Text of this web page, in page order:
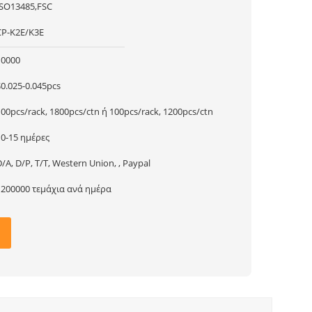
K2E/K3E
0.045pcs
rack, 1800pcs/ctn ή 100pcs/rack, 1200pcs/ctn
15 ημέρες
A, D/P, T/T, Western Union, , Paypal
τεμάχια ανά ημέρα